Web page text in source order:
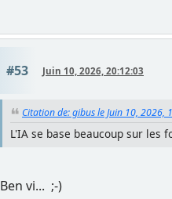
#53 Juin 10, 2026, 20:12:03
Citation de: gibus le Juin 10, 2026,
L'IA se base beaucoup sur les
Ben vi... ;-)